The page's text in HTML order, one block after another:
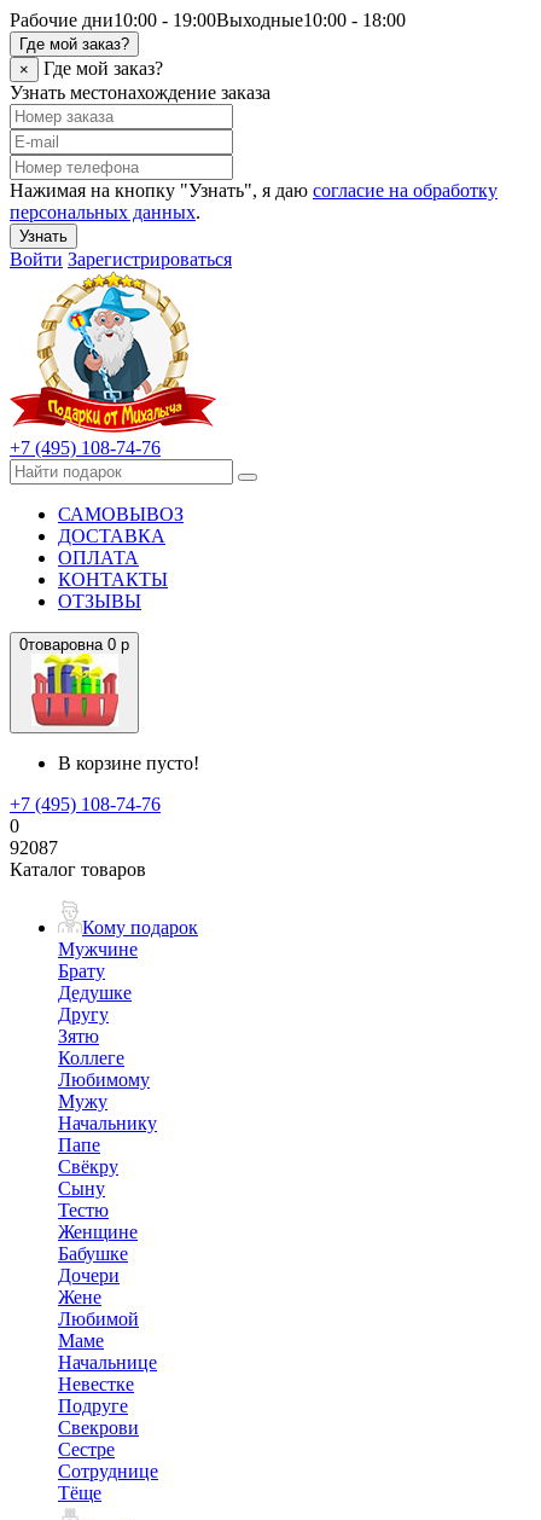
Рабочие дни10:00 - 19:00Выходные10:00 - 18:00
Где мой заказ?
×
Где мой заказ?
Узнать местонахождение заказа
Нажимая на кнопку "Узнать", я даю согласие на обработку
персональных данных.
Узнать
Войти Зарегистрироваться
+7 (495) 108-74-76
САМОВЫВОЗ
ДОСТАВКА
ОПЛАТА
КОНТАКТЫ
ОТЗЫВЫ
0товаровна 0 р
В корзине пусто!
+7 (495) 108-74-76
0
92087
Каталог товаров
Кому подарок
Мужчине
Брату
Дедушке
Другу
Зятю
Коллеге
Любимому
Мужу
Начальнику
Папе
Свёкру
Сыну
Тестю
Женщине
Бабушке
Дочери
Жене
Любимой
Маме
Начальнице
Невестке
Подруге
Свекрови
Сестре
Сотруднице
Тёще